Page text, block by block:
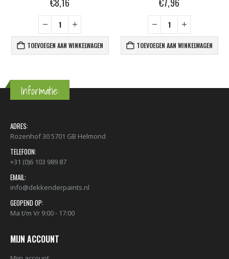
TOEVOEGEN AAN WINKELWAGEN TOEVOEGEN AAN WINKELWAGEN
Informatie:
ADRES:
Rozenhof 30 5701 GB Helmond
TELEFOON:
+31 (0)6 103 989 87
EMAIL:
info@dekkenderpaints.nl
GEOPEND OP:
Ma t/m Vr 9:00 - 17:00
MIJN ACCOUNT